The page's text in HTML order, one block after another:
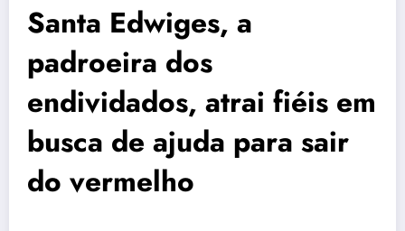
Santa Edwiges, a
padroeira dos
endividados, atrai fiéis em
busca de ajuda para sair
do vermelho